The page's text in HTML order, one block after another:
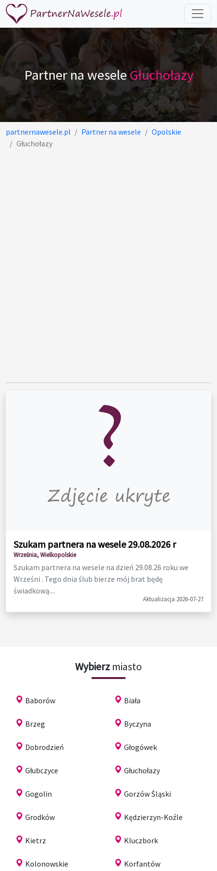
Partner na weseleGłuchołazy
partnernawesele.pl Partner na wesele
Opolskie
Głuchołazy
Szukam partnera na wesele 29.08.2026 r
Września, Wielkopolskie
Szukam partnera na wesele na dzień 29.08.26 roku we
Wrześni . Tego dnia ślub bierze mój brat będę
świadkową....
Aktualizacja 2026-07-27
Wybierz miasto
Baborów Biała
Brzeg Byczyna
Dobrodzień Głogówek
Głubczyce Głuchołazy
Gogolin Gorzów Śląski
Grodków Kędzierzyn-Koźle
Kietrz Kluczbork
Kolonowskie Korfantów